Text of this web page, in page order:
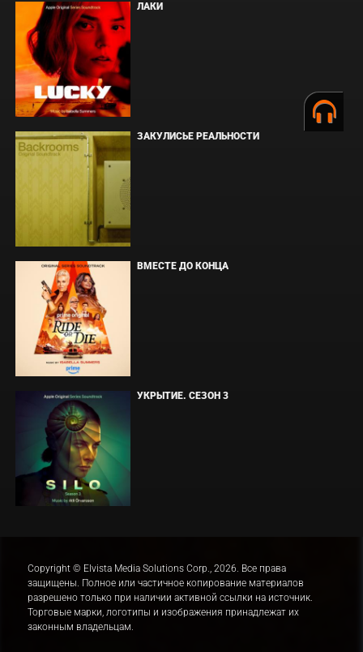
ЛАКИ
ЗАКУЛИСЬЕ РЕАЛЬНОСТИ
ВМЕСТЕ ДО КОНЦА
УКРЫТИЕ. СЕЗОН 3
Copyright © Elvista Media Solutions Corp., 2026. Все права
защищены. Полное или частичное копирование материалов
разрешено только при наличии активной ссылки на источник.
Торговые марки, логотипы и изображения принадлежат их
законным владельцам.